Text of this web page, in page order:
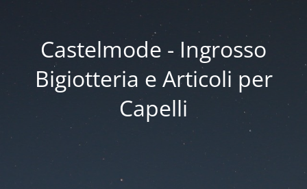
Castelmode - Ingrosso
Bigiotteria e Articoli per
Capelli